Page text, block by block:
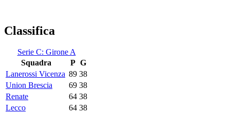
Classifica
Serie C: Girone A
Squadra
P G
Lanerossi Vicenza 89 38
Union Brescia
69 38
Renate
64 38
Lecco
64 38